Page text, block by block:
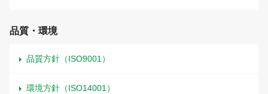
品質・環境
品質方針（ISO9001）
環境方針（ISO14001）